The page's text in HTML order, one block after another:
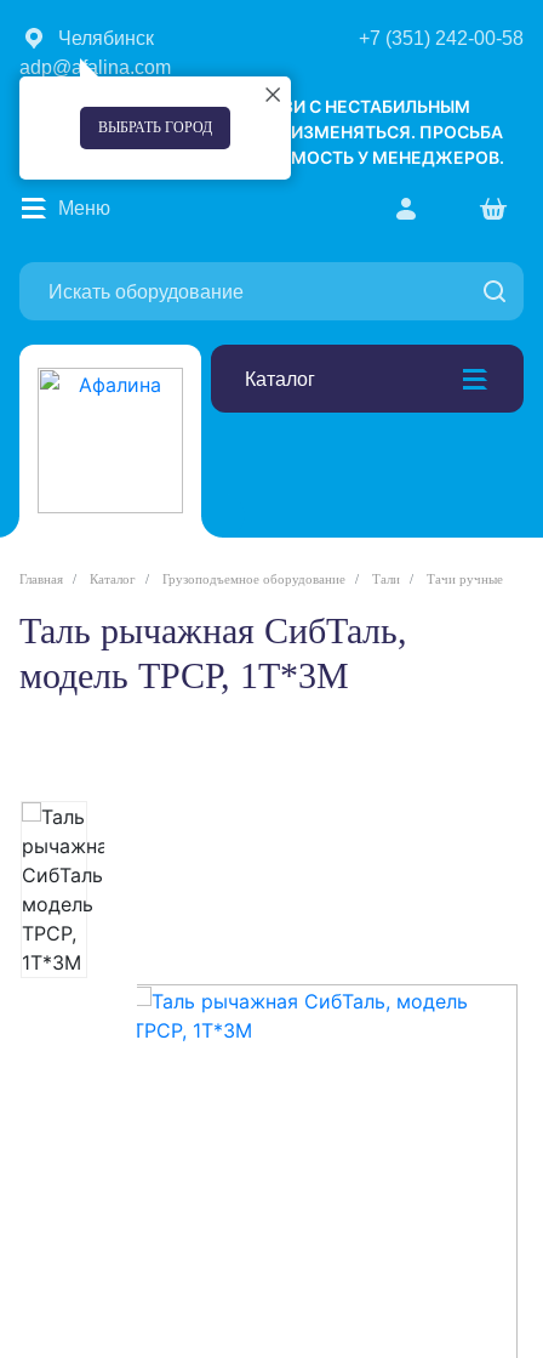
Челябинск
ВЫБРАТЬ ГОРОД
+7 (351) 242-00-58
adp@afalina.com
УВАЖАЕМЫЕ КЛИЕНТЫ! В СВЯЗИ С НЕСТАБИЛЬНЫМ
КУРСОМ ВАЛЮТ, ЦЕНЫ МОГУТ ИЗМЕНЯТЬСЯ. ПРОСЬБА
УТОЧНЯТЬ АКТУАЛЬНУЮ СТОИМОСТЬ У МЕНЕДЖЕРОВ.
Каталог
Меню
Главная Каталог Грузоподъемное оборудование Тали Тачи ручные
Таль рычажная СибТаль,
модель ТРСР, 1Т*3М